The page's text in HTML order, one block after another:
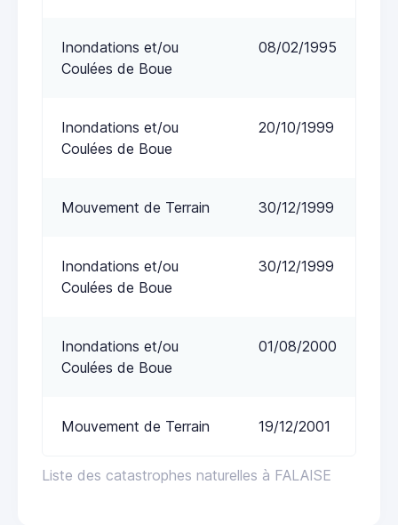
Liste des catastrophes naturelles à FALAISE
Inondations et/ou
Coulées de Boue
08/02/1995
Inondations et/ou
Coulées de Boue
20/10/1999
Mouvement de Terrain 30/12/1999
Inondations et/ou
Coulées de Boue
30/12/1999
Inondations et/ou
Coulées de Boue
01/08/2000
Mouvement de Terrain 19/12/2001